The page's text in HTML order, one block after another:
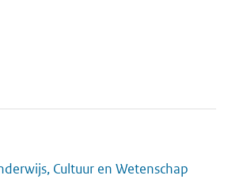
Cultuur en Wetenschap